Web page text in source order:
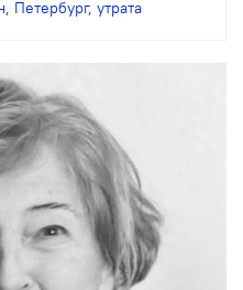
Петербург, утрата